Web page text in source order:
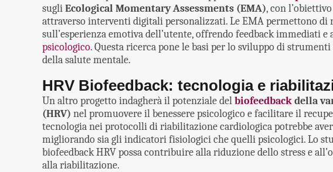
sugliEcological Momentary Assessments (EMA), con
attraverso interventi digitali personalizzati. Le EMA permettono di
sull’esperienza emotiva dell’utente, offrendo feedback immediati
psicologico. Questa ricerca pone le basi per lo sviluppo di
della salute mentale.
HRV Biofeedback: tecnologia e
Un altro progetto indagherà il potenziale delbiofeedbackdella
(HRV) nel promuovere il benessere psicologico e facilitare il
tecnologia nei protocolli di riabilitazione cardiologica potrebbe
migliorando sia gli indicatori fisiologici che quelli psicologici. Lo
biofeedback HRV possa contribuire alla riduzione dello stress e
alla riabilitazione.